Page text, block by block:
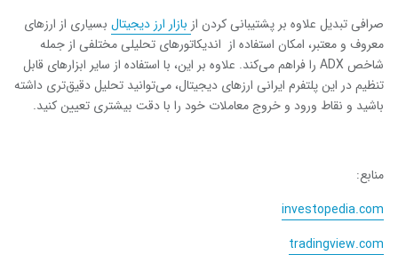
صرافی تبدیل علاوه بر پشتیبانی کردن از بازار ارز دیجیتال بسیاری از ارزهای
معروف و معتبر، امکان استفاده از اندیکاتورهای تحلیلی مختلفی از جمله
شاخص ADX را فراهم می‌کند. علاوه بر این، با استفاده از سایر ابزارهای قابل
تنظیم در این پلتفرم ایرانی ارزهای دیجیتال، می‌توانید تحلیل دقیق‌تری داشته
باشید و نقاط ورود و خروج معاملات خود را با دقت بیشتری تعیین کنید.
منابع:
investopedia.com
tradingview.com